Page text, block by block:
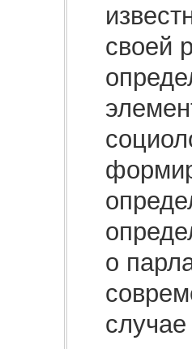
своей
о